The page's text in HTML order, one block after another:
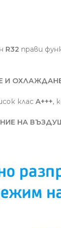
R32 прави
И
клас А+++,
НА